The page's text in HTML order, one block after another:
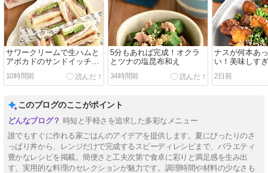
サワークリームで生ハムと
アボカドのサンドイッチ2
種類
10時間前
5分もあれば完成！オクラ
とツナの塩昆布和え
34時間前
ナスが何本あ
い！美味しす
ョムナス」
2日前
このブログのここがポイント
時短と手軽さを追求した多彩なメニュー
誰でもすぐに作れる家ごはんのアイデアを提供します。夏にぴったりのさ
っぱり丼から、レンジだけで完成するスピーディレシピまで、バラエティ
豊かなレシピを掲載。簡便さと工夫次第で食卓に彩りと満足感を生み出
す、実用的な料理のセレクションが魅力です。調理時間や材料の少なさも